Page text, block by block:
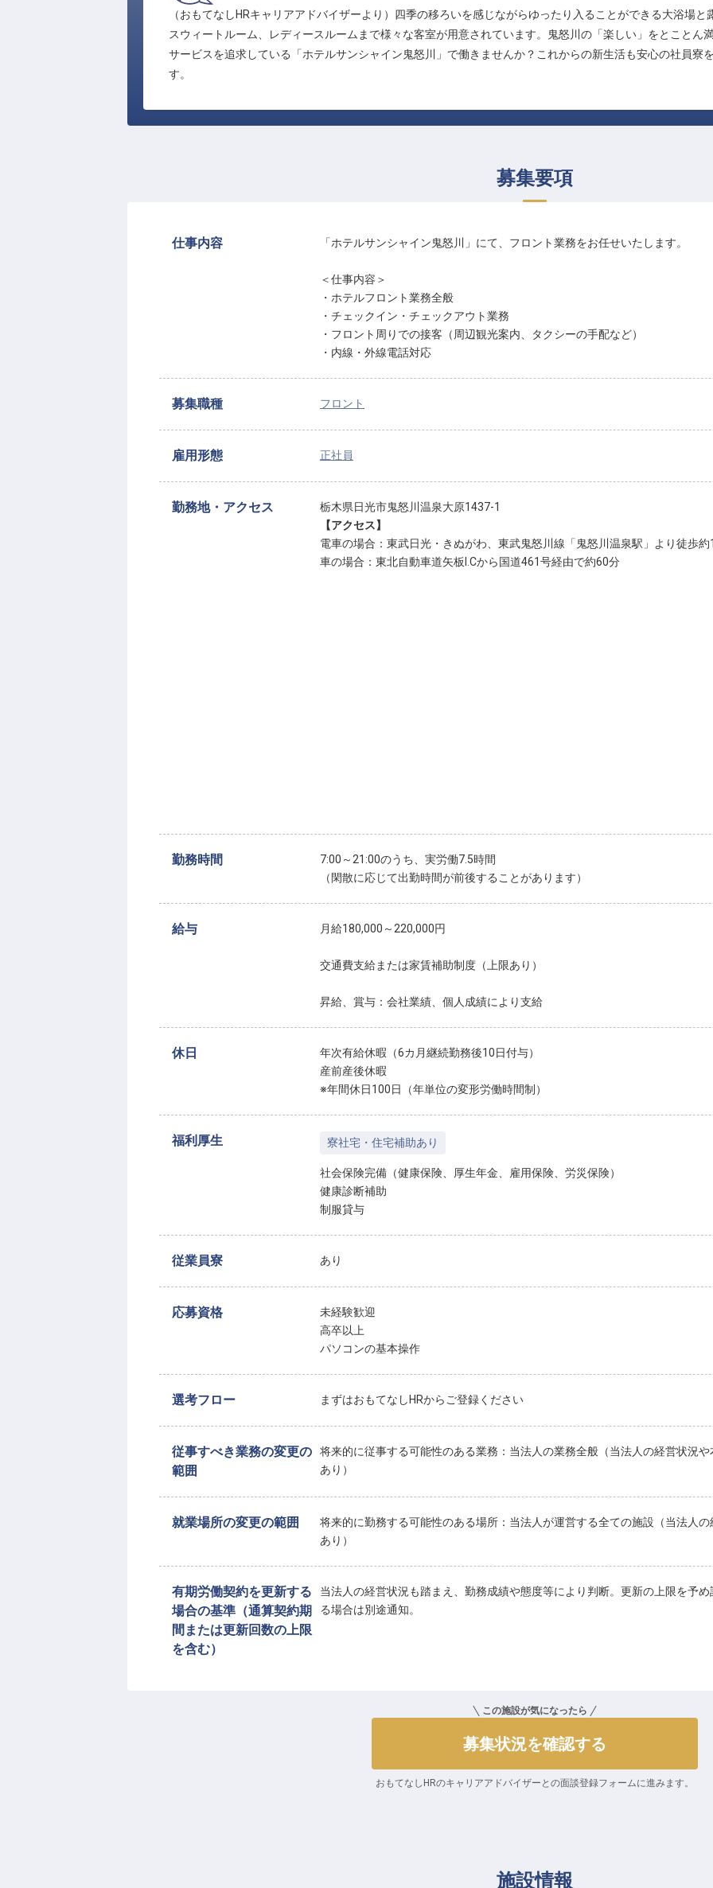
（おもてなしHRキャリアアドバイザーより）四季の移ろいを感じながらゆったり入ることができる大浴場
スウィートルーム、レディースルームまで様々な客室が用意されています。鬼怒川の「楽しい」をとことん
サービスを追求している「ホテルサンシャイン鬼怒川」で働きませんか？これからの新生活も安心の社員寮
す。
募集要項
仕事内容 「ホテルサンシャイン鬼怒川」にて、フロント業務をお任せいたします。
＜仕事内容＞
・ホテルフロント業務全般
・チェックイン・チェックアウト業務
・フロント周りでの接客（周辺観光案内、タクシーの手配など）
・内線・外線電話対応
募集職種 フロント
雇用形態 正社員
勤務地・アクセス
栃木県日光市鬼怒川温泉大原1437-1
【アクセス】
電車の場合：東武日光・きぬがわ、東武鬼怒川線「鬼怒川温泉駅」より徒歩約
車の場合：東北自動車道矢板I.Cから国道461号経由で約60分
勤務時間
7:00～21:00のうち、実労働7.5時間
（閑散に応じて出勤時間が前後することがあります）
給与 月給180,000～220,000円
交通費支給または家賃補助制度（上限あり）
昇給、賞与：会社業績、個人成績により支給
休日
年次有給休暇（6カ月継続勤務後10日付与）
産前産後休暇
※年間休日100日（年単位の変形労働時間制）
福利厚生 寮社宅・住宅補助あり
社会保険完備（健康保険、厚生年金、雇用保険、労災保険）
健康診断補助
制服貸与
従業員寮 あり
応募資格
未経験歓迎
高卒以上
パソコンの基本操作
選考フロー まずはおもてなしHRからご登録ください
従事すべき業務の変更の
範囲
将来的に従事する可能性のある業務：当法人の業務全般（当法人の経営状況
あり）
就業場所の変更の範囲
将来的に勤務する可能性のある場所：当法人が運営する全ての施設（当法人
あり）
有期労働契約を更新する
場合の基準（通算契約期
間または更新回数の上限
を含む）
当法人の経営状況も踏まえ、勤務成績や態度等により判断。更新の上限を予
る場合は別途通知。
この施設が気になったら
募集状況を確認する
おもてなしHRのキャリアアドバイザーとの面談登録フォームに進みます。
施設情報